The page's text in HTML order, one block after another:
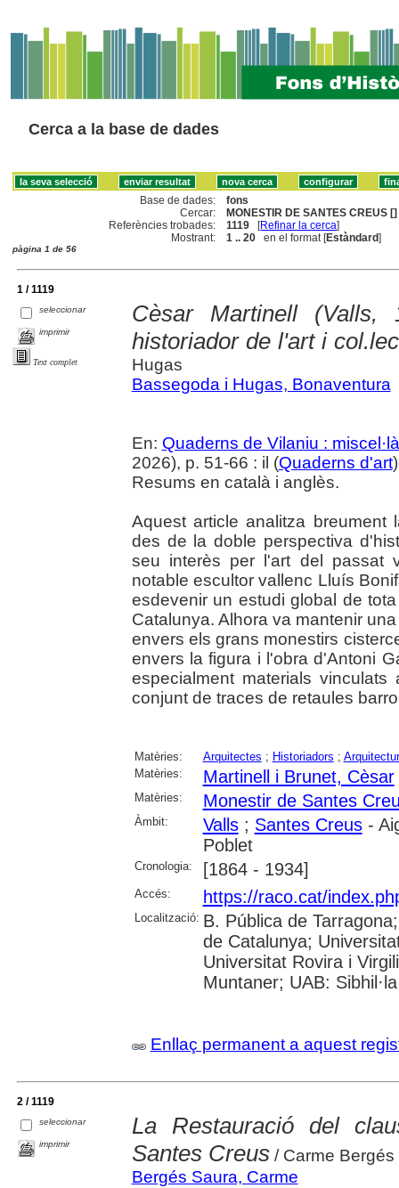
Cerca a la base de dades
Base de dades:
fons
Cercar:
MONESTIR DE SANTES CREUS []
Referències trobades:
1119 [Refinar la cerca]
Mostrant:
1 .. 20 en el format [Estàndard]
pàgina 1 de 56
1 / 1119
seleccionar
imprimir
Text complet
Cèsar Martinell
historiador de l'art i
Hugas
Bassegoda i Hugas, Bonaventura
En: Quaderns de Vilaniu :
2026), p. 51-66 : il (Quaderns d'art
Resums en català i anglès.
Aquest article analitza breument
des de la doble perspectiva
seu interès per l'art del passat
notable escultor vallenc Lluís
esdevenir un estudi global de
Catalunya. Alhora va mantenir
envers els grans monestirs
envers la figura i l'obra d'Antoni
especialment materials
conjunt de traces de retaules
Matèries: Arquitectes ; Historiadors ;
Matèries:
Martinell i Brunet, Cèsar
Matèries: Monestir de Santes
Àmbit: Valls; Santes Creus-
Poblet
Cronologia: [1864 - 1934]
Accés: https://raco.cat/
Localització: B. Pública de
de Catalunya;
Universitat Rovira i
Muntaner; UAB: Sibhil·la
Enllaç permanent a aquest
2 / 1119
seleccionar
imprimir
La Restauració del
Santes Creus/ Carme Bergés
Bergés Saura, Carme